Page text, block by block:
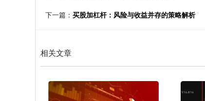
下一篇： 买股加杠杆：风险与收益并存的策略解析
相关文章